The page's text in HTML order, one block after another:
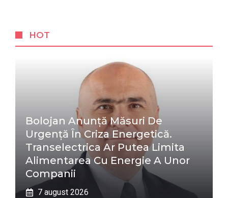
HOT
Bolojan Anunță Măsuri De
Urgență În Criza Energetică.
Transelectrica Ar Putea Limita
Alimentarea Cu Energie A Unor
Companii
7 august 2026